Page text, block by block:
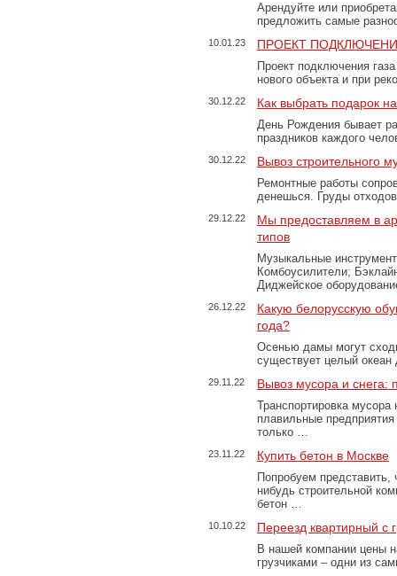
Арендуйте или
предложить самые
10.01.23 ПРОЕКТ
Проект подключения
нового объекта и при
30.12.22 Как выбрать подарок
День Рождения бывает
праздников каждого
30.12.22 Вывоз строительного
Ремонтные работы
денешься. Груды
29.12.22
Мы предоставляем в
типов
Музыкальные
Комбоусилители;
Диджейское
26.12.22
Какую белорусскую
года?
Осенью дамы могут
существует целый
29.11.22 Вывоз мусора и
Транспортировка
плавильные
только …
23.11.22 Купить бетон в Москве
Попробуем представить,
нибудь строительной
бетон …
10.10.22 Переезд квартирный с
В нашей компании цены
грузчиками – одни из